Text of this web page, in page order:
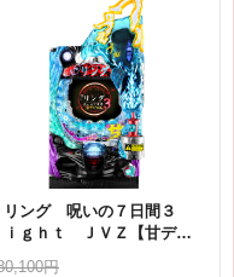
リング 呪いの７日間３
ｉｇｈｔ ＪＶＺ【甘デ
円